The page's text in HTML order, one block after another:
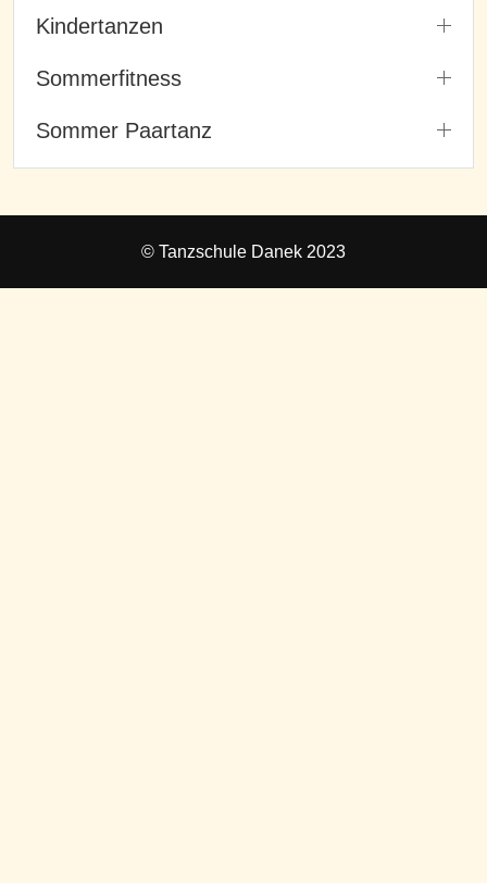
Kindertanzen
Sommerfitness
Sommer Paartanz
© Tanzschule Danek 2023